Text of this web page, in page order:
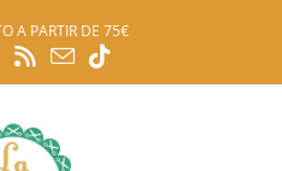
A PARTIR DE 75€